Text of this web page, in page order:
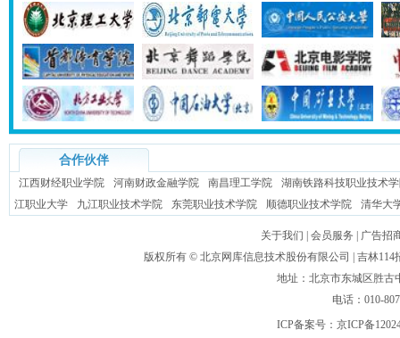
合作伙伴
江西财经职业学院 河南财政金融学院 南昌理工学院
湖南铁路科技职业技术
江职业大学
九江职业技术学院 东莞职业技术学院 顺德职业技术学院 清华大
关于我们 会员服务
广告招
版权所有 © 北京网库信息技术股份有限公司
| 吉林
地址：北京市东城区胜
电话：010-
ICP备案号： 京ICP备